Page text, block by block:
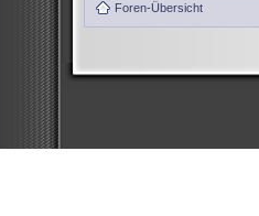
Foren-Übersicht